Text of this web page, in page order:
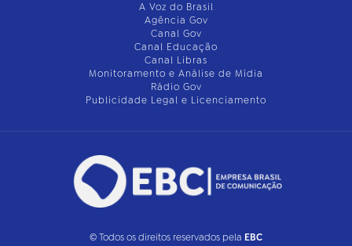
A Voz do Brasil
Agência Gov
Canal Gov
Canal Educação
Canal Libras
Monitoramento e Análise de Mídia
Rádio Gov
Publicidade Legal e Licenciamento
© Todos os direitos reservados pela EBC